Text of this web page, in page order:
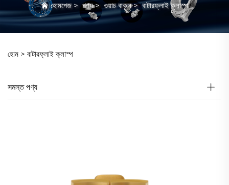
হোমপেজ>পণ্য> ওয়াচ বাকল>বাটারফ্লাই ক্লাস্প
হোম > বাটারফ্লাই ক্লাস্প
সমস্ত পণ্য